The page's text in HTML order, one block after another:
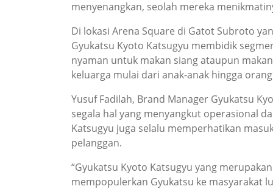
menyenangkan, seolah mereka
Di lokasi Arena Square di Gatot Subroto
Gyukatsu Kyoto Katsugyu membidik
nyaman untuk makan siang ataupun
keluarga mulai dari anak-anak hingga
Yusuf Fadilah, Brand Manager Gyukatsu
segala hal yang menyangkut operasional
Katsugyu juga selalu memperhatikan
pelanggan.
“Gyukatsu Kyoto Katsugyu yang
mempopulerkan Gyukatsu ke masyarakat